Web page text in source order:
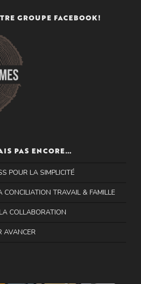
GROUPE FACEBOOK!
PAS ENCORE…
POUR LA SIMPLICITÉ
CONCILIATION TRAVAIL & FAMILLE
COLLABORATION
AVANCER